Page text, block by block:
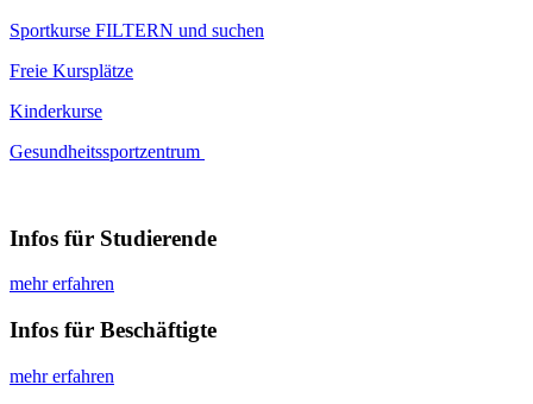
Sportkurse FILTERN und suchen
Freie Kursplätze
Kinderkurse
Gesundheitssportzentrum
Infos für Studierende
mehr erfahren
Infos für Beschäftigte
mehr erfahren